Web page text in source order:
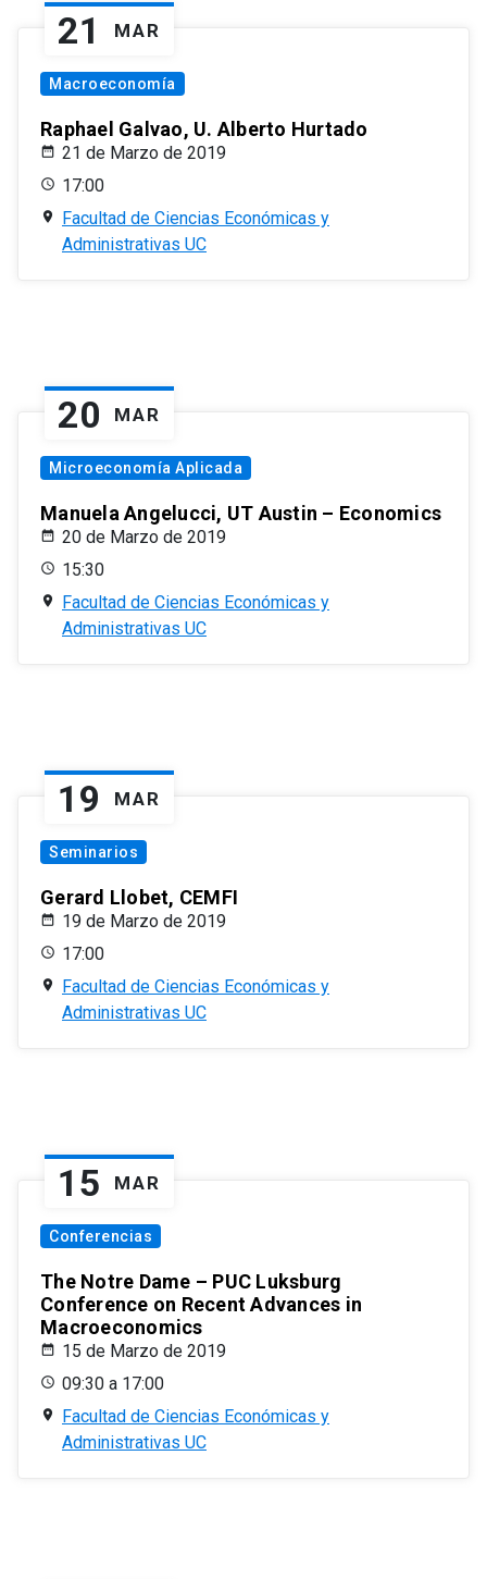
21 MAR
Macroeconomía
Raphael Galvao, U. Alberto Hurtado
21 de Marzo de 2019
17:00
Facultad de Ciencias Económicas y
Administrativas UC
20 MAR
Microeconomía Aplicada
Manuela Angelucci, UT Austin – Economics
20 de Marzo de 2019
15:30
Facultad de Ciencias Económicas y
Administrativas UC
19 MAR
Seminarios
Gerard Llobet, CEMFI
19 de Marzo de 2019
17:00
Facultad de Ciencias Económicas y
Administrativas UC
15 MAR
Conferencias
The Notre Dame – PUC Luksburg
Conference on Recent Advances in
Macroeconomics
15 de Marzo de 2019
09:30 a 17:00
Facultad de Ciencias Económicas y
Administrativas UC